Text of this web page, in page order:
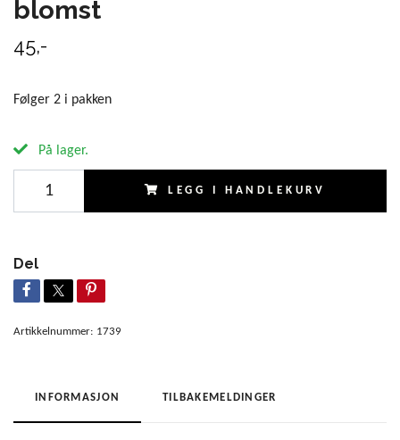
blomst
45,-
Følger 2 i pakken
På lager.
LEGG I HANDLEKURV
Del
Artikkelnummer: 1739
INFORMASJON TILBAKEMELDINGER